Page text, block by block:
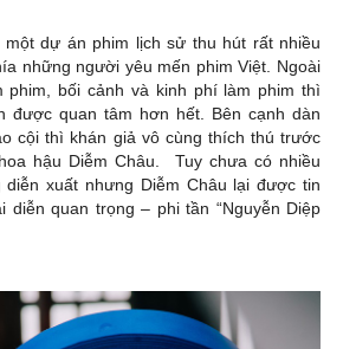
một dự án phim lịch sử thu hút rất nhiều
những người yêu mến phim Việt. Ngoài
phim, bối cảnh và kinh phí làm phim thì
được quan tâm hơn hết. Bên cạnh dàn
cội thì khán giả vô cùng thích thú trước
hậu Diễm Châu. Tuy chưa có nhiều
diễn xuất nhưng Diễm Châu lại được tin
diễn quan trọng – phi tần “Nguyễn Diệp